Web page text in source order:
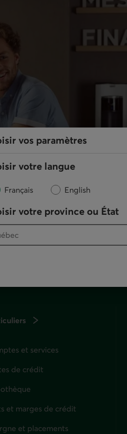
vos paramètres
votre langue
Français English
votre province ou État
et services
de crédit
et marges de crédit
et placements